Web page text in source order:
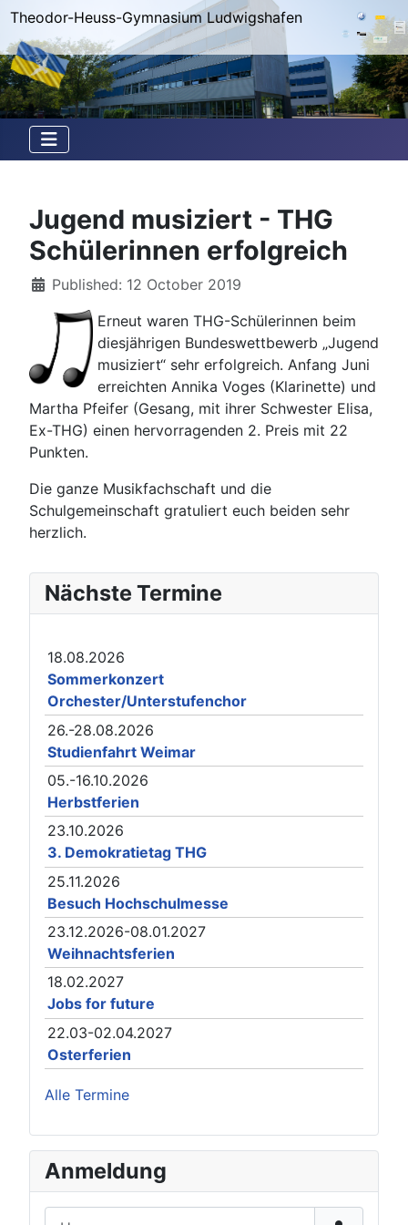
Theodor-Heuss-Gymnasium Ludwigshafen
Jugend musiziert - THG
Schülerinnen erfolgreich
DetailsPublished: 12 October 2019
Erneut waren THG-Schülerinnen beim
diesjährigen Bundeswettbewerb „Jugend
musiziert“ sehr erfolgreich. Anfang Juni
erreichten Annika Voges (Klarinette) und
Martha Pfeifer (Gesang, mit ihrer Schwester Elisa,
Ex-THG) einen hervorragenden 2. Preis mit 22
Punkten.
Die ganze Musikfachschaft und die
Schulgemeinschaft gratuliert euch beiden sehr
herzlich.
Nächste Termine
18.08.2026
Sommerkonzert
Orchester/Unterstufenchor
26.-28.08.2026
Studienfahrt Weimar
05.-16.10.2026
Herbstferien
23.10.2026
3. Demokratietag THG
25.11.2026
Besuch Hochschulmesse
23.12.2026-08.01.2027
Weihnachtsferien
18.02.2027
Jobs for future
22.03-02.04.2027
Osterferien
Alle Termine
Anmeldung